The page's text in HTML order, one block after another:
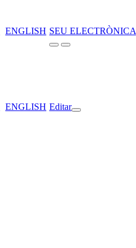
ENGLISH SEU ELECTRÒNICA
ENGLISH Editar